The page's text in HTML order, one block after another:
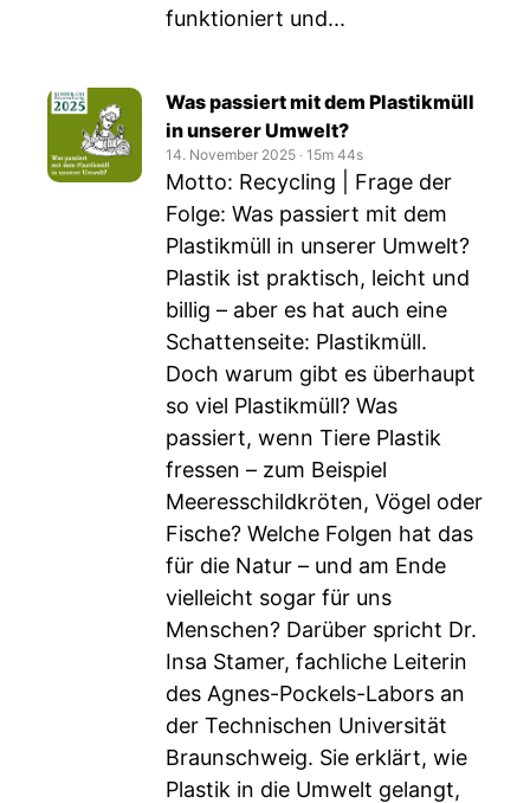
funktioniert und...
Was passiert mit dem Plastikmüll
in unserer Umwelt?
14. November 2025 ‧ 15m 44s
Motto: Recycling | Frage der
Folge: Was passiert mit dem
Plastikmüll in unserer Umwelt?
Plastik ist praktisch, leicht und
billig – aber es hat auch eine
Schattenseite: Plastikmüll.
Doch warum gibt es überhaupt
so viel Plastikmüll? Was
passiert, wenn Tiere Plastik
fressen – zum Beispiel
Meeresschildkröten, Vögel oder
Fische? Welche Folgen hat das
für die Natur – und am Ende
vielleicht sogar für uns
Menschen? Darüber spricht Dr.
Insa Stamer, fachliche Leiterin
des Agnes-Pockels-Labors an
der Technischen Universität
Braunschweig. Sie erklärt, wie
Plastik in die Umwelt gelangt,